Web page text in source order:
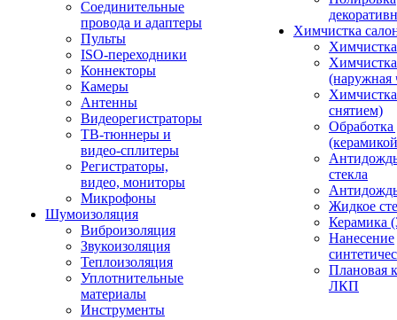
Соединительные
провода и адаптеры
Пульты
ISO-переходники
Коннекторы
Камеры
Антенны
Видеорегистраторы
ТВ-тюннеры и
видео-сплитеры
Регистраторы,
видео, мониторы
Микрофоны
Шумоизоляция
Виброизоляция
Звукоизоляция
Теплоизоляция
Уплотнительные
материалы
Инструменты
Химчистка
(наружная
снятием)
Обработка
стекла
Жидкое
Керамика
Нанесение
Плановая
ЛКП